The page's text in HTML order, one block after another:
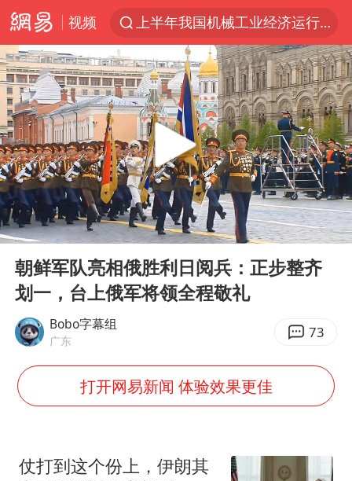
视频
上半年我国机械工业经济运行稳中有进
泰国枪击案凶手先杀祖父母后行凶
汪峰阻止14岁女儿买大牌
我国货物贸易进出口超30万亿元
河南某医院2.33亿工程串标案细节披露
泰国校园枪击案死亡人数升至7人
王力宏演唱会黄牛带观众藏匿被查获
DeepSeek投资宇树科技意味什么
四川宜宾市高县发生4.9级地震
“立秋的第一杯奶茶”又爆单了
国防部回应日本试射“战斧”导弹
改名后的“青海拉面”店
Play
00:00 00:47
朝鲜军队亮相俄胜利日阅兵：正步整齐
划一，台上俄军将领全程敬礼
Bobo字幕组
广东 73
打开网易新闻 体验效果更佳
仗打到这个份上，伊朗其